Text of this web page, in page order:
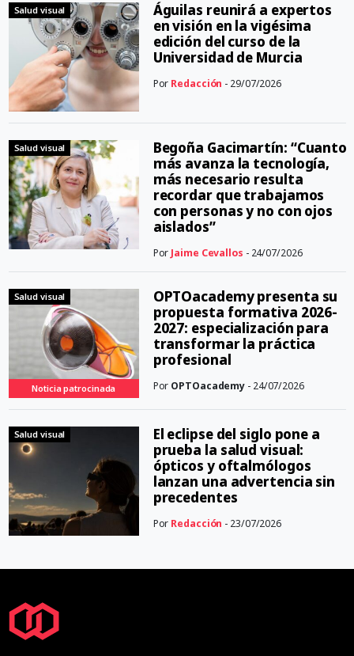
Salud visual
Águilas reunirá a expertos
en visión en la vigésima
edición del curso de la
Universidad de Murcia
Por Redacción - 29/07/2026
Salud visual
Begoña Gacimartín: “Cuanto
más avanza la tecnología,
más necesario resulta
recordar que trabajamos
con personas y no con ojos
aislados”
Por Jaime Cevallos - 24/07/2026
Salud visual
Noticia patrocinada
OPTOacademy presenta su
propuesta formativa 2026-
2027: especialización para
transformar la práctica
profesional
Por OPTOacademy - 24/07/2026
Salud visual
El eclipse del siglo pone a
prueba la salud visual:
ópticos y oftalmólogos
lanzan una advertencia sin
precedentes
Por Redacción - 23/07/2026